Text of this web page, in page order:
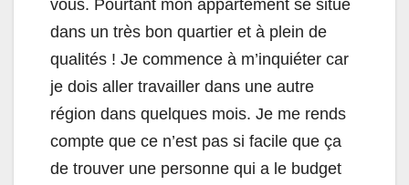
vous. Pourtant mon appartement se situe
dans un très bon quartier et à plein de
qualités ! Je commence à m’inquiéter car
je dois aller travailler dans une autre
région dans quelques mois. Je me rends
compte que ce n’est pas si facile que ça
de trouver une personne qui a le budget